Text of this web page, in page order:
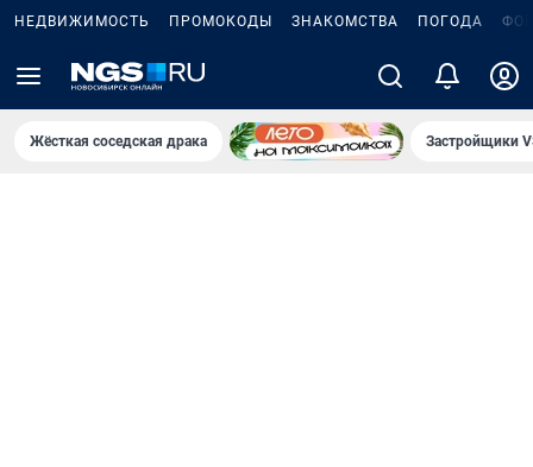
НЕДВИЖИМОСТЬ ПРОМОКОДЫ ЗНАКОМСТВА ПОГОДА
Жёсткая соседская драка Застройщики